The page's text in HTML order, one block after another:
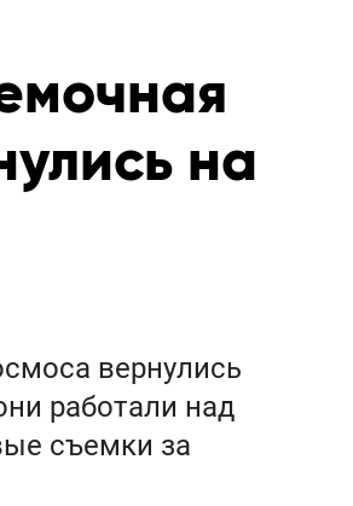
на
вернулись
работали над
съемки за